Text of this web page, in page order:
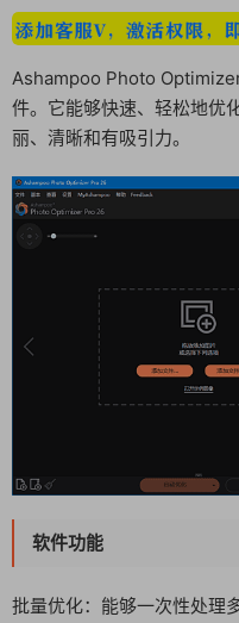
Ashampoo Photo
件。它能够快速、轻松地优
丽、清晰和有吸引力。
软件功能
批量优化：能够一次性处理